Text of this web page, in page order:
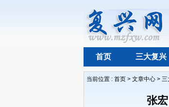
首页 三大复兴
当前位置 : 首页 > 文章中心 > 三
张